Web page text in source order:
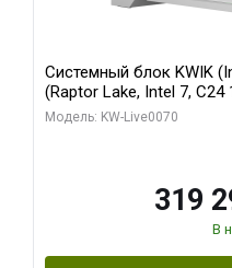
Системный блок KWIK
(Raptor Lake, Intel 7,
модуля)/ Gigabyte
Модель: KW-Live0070
319
В